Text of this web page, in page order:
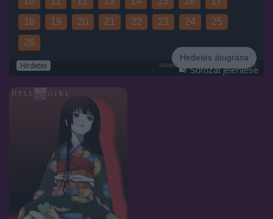
Hirdetés
Hirdetés átugrása
18
19 20 21 22 23 24
25
26
Sorozat jelentése